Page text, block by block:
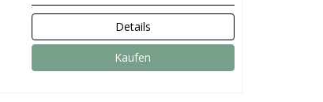
Details
Kaufen